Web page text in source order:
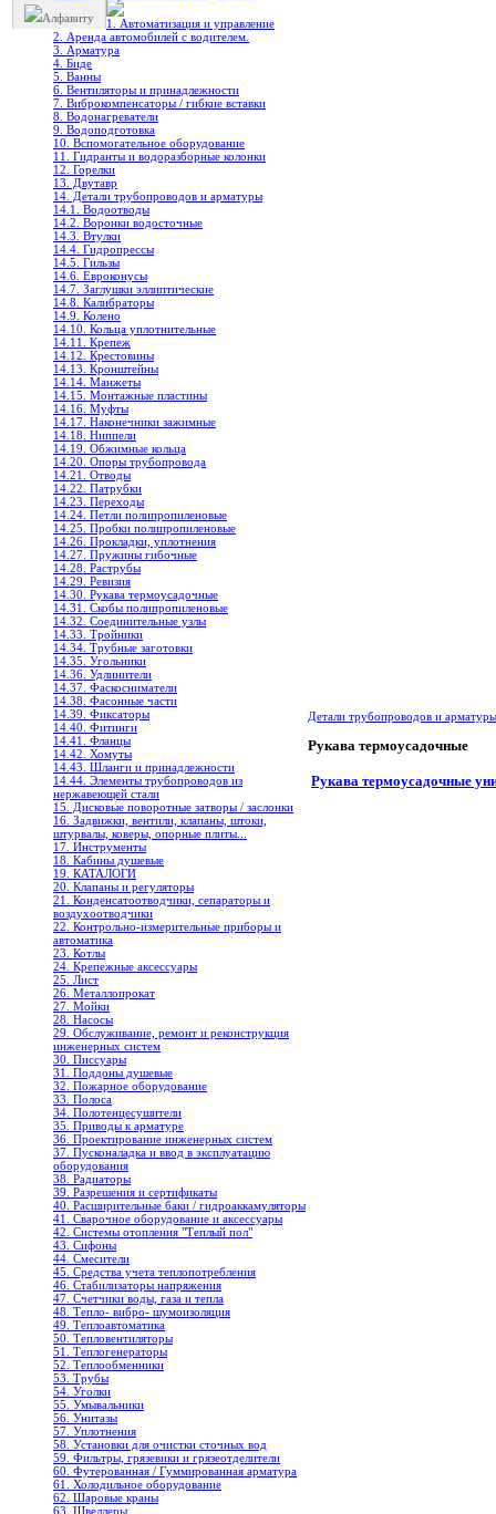
Алфавиту
1. Автоматизация и управление
2. Аренда автомобилей с водителем.
3. Арматура
4. Биде
5. Ванны
6. Вентиляторы и принадлежности
7. Виброкомпенсаторы / гибкие вставки
8. Водонагреватели
9. Водоподготовка
10. Вспомогательное оборудование
11. Гидранты и водоразборные колонки
12. Горелки
13. Двутавр
14. Детали трубопроводов и арматуры
14.1. Водоотводы
14.2. Воронки водосточные
14.3. Втулки
14.4. Гидропрессы
14.5. Гильзы
14.6. Евроконусы
14.7. Заглушки эллиптические
14.8. Калибраторы
14.9. Колено
14.10. Кольца уплотнительные
14.11. Крепеж
14.12. Крестовины
14.13. Кронштейны
14.14. Манжеты
14.15. Монтажные пластины
14.16. Муфты
14.17. Наконечники зажимные
14.18. Ниппели
14.19. Обжимные кольца
14.20. Опоры трубопровода
14.21. Отводы
14.22. Патрубки
14.23. Переходы
14.24. Петли полипропиленовые
14.25. Пробки полипропиленовые
14.26. Прокладки, уплотнения
14.27. Пружины гибочные
14.28. Раструбы
14.29. Ревизия
14.30. Рукава термоусадочные
14.31. Скобы полипропиленовые
14.32. Соединительные узлы
14.33. Тройники
14.34. Трубные заготовки
14.35. Угольники
14.36. Удлинители
14.37. Фаскосниматели
14.38. Фасонные части
14.39. Фиксаторы
14.40. Фитинги
14.41. Фланцы
14.42. Хомуты
14.43. Шланги и принадлежности
14.44. Элементы трубопроводов из
нержавеющей стали
15. Дисковые поворотные затворы / заслонки
16. Задвижки, вентили, клапаны, штоки,
штурвалы, коверы, опорные плиты...
17. Инструменты
18. Кабины душевые
19. КАТАЛОГИ
20. Клапаны и регуляторы
21. Конденсатоотводчики, сепараторы и
воздухоотводчики
22. Контрольно-измерительные приборы и
автоматика
23. Котлы
24. Крепежные аксессуары
25. Лист
26. Металлопрокат
27. Мойки
28. Насосы
29. Обслуживание, ремонт и реконструкция
инженерных систем
30. Писсуары
31. Поддоны душевые
32. Пожарное оборудование
33. Полоса
34. Полотенцесушители
35. Приводы к арматуре
36. Проектирование инженерных систем
37. Пусконаладка и ввод в эксплуатацию
оборудования
38. Радиаторы
39. Разрешения и сертификаты
40. Расширительные баки / гидроаккамуляторы
41. Сварочное оборудование и аксессуары
42. Системы отопления "Теплый пол"
43. Сифоны
44. Смесители
45. Средства учета теплопотребления
46. Стабилизаторы напряжения
47. Счетчики воды, газа и тепла
48. Тепло- вибро- шумоизоляция
49. Теплоавтоматика
50. Тепловентиляторы
51. Теплогенераторы
52. Теплообменники
53. Трубы
54. Уголки
55. Умывальники
56. Унитазы
57. Уплотнения
58. Установки для очистки сточных вод
59. Фильтры, грязевики и грязеотделители
60. Футерованная / Гуммированная арматура
61. Холодильное oборудование
62. Шаровые краны
63. Швеллеры
Детали трубопроводов и
Рукава термоусадочные
Рукава термоусадочные